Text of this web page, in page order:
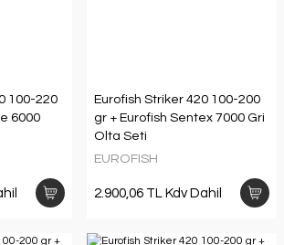
100-220
6000
Eurofish Striker 420 100-200
gr + Eurofish Sentex 7000 Gri
Olta Seti
EUROFISH
2.900,06 TL Kdv Dahil